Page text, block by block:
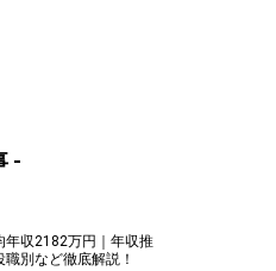
-
年収2182万円｜年収推
別など徹底解説！